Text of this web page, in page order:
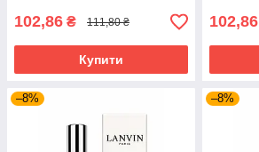
102,86 ₴ 111,80 ₴
Купити
102,86
–8% –8%